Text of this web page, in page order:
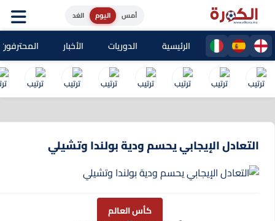
اليوم الغد
الرئيسية الدوريات الأخبار المحترفون
التعادل الإيجابي يحسم ودية بولندا وتشيلي
كأس العالم